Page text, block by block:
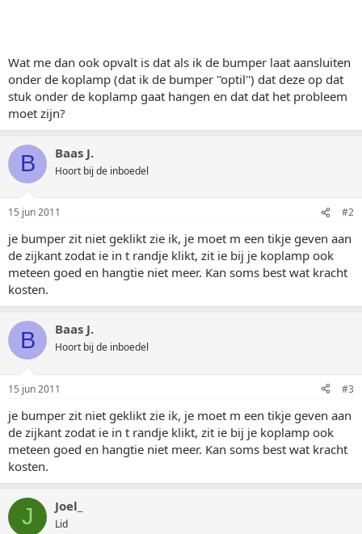
Wat me dan ook opvalt is dat als ik de bumper laat aansluiten
onder de koplamp (dat ik de bumper ''optil'') dat deze op dat
stuk onder de koplamp gaat hangen en dat dat het probleem
moet zijn?
B Baas J.
Hoort bij de inboedel
15 jun 2011 #2
je bumper zit niet geklikt zie ik, je moet m een tikje geven aan
de zijkant zodat ie in t randje klikt, zit ie bij je koplamp ook
meteen goed en hangtie niet meer. Kan soms best wat kracht
kosten.
B Baas J.
Hoort bij de inboedel
15 jun 2011 #3
je bumper zit niet geklikt zie ik, je moet m een tikje geven aan
de zijkant zodat ie in t randje klikt, zit ie bij je koplamp ook
meteen goed en hangtie niet meer. Kan soms best wat kracht
kosten.
J Joel_
Lid